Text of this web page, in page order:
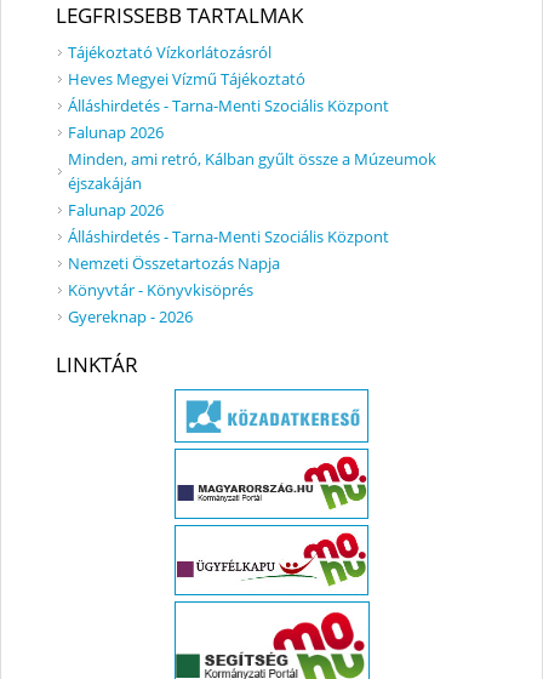
LEGFRISSEBB TARTALMAK
Tájékoztató Vízkorlátozásról
Heves Megyei Vízmű Tájékoztató
Álláshirdetés - Tarna-Menti Szociális Központ
Falunap 2026
Minden, ami retró, Kálban gyűlt össze a Múzeumok
éjszakáján
Falunap 2026
Álláshirdetés - Tarna-Menti Szociális Központ
Nemzeti Összetartozás Napja
Könyvtár - Könyvkisöprés
Gyereknap - 2026
LINKTÁR